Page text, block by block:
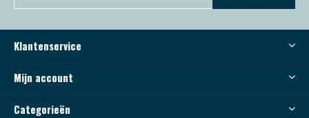
Klantenservice
Mijn account
Categorieën